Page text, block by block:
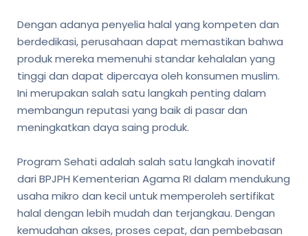
Dengan adanya penyelia halal yang kompeten dan
berdedikasi, perusahaan dapat memastikan bahwa
produk mereka memenuhi standar kehalalan yang
tinggi dan dapat dipercaya oleh konsumen muslim.
Ini merupakan salah satu langkah penting dalam
membangun reputasi yang baik di pasar dan
meningkatkan daya saing produk.
Program Sehati adalah salah satu langkah inovatif
dari BPJPH Kementerian Agama RI dalam mendukung
usaha mikro dan kecil untuk memperoleh sertifikat
halal dengan lebih mudah dan terjangkau. Dengan
kemudahan akses, proses cepat, dan pembebasan